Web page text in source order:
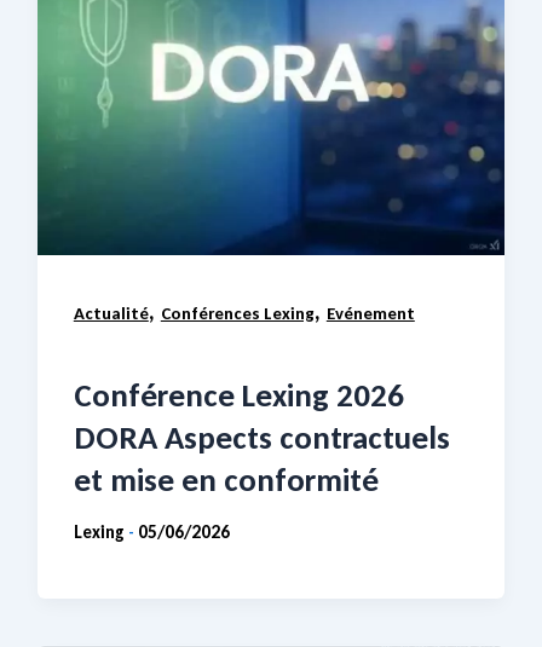
Actualité, Conférences Lexing, Evénement
Conférence Lexing 2026
DORA Aspects contractuels
et mise en conformité
Lexing - 05/06/2026